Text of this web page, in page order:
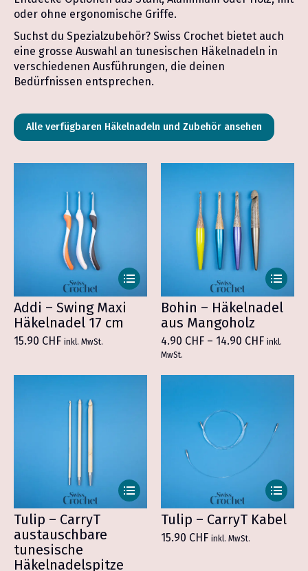
oder ohne ergonomische Griffe.
Suchst du Spezialzubehör? Swiss Crochet bietet auch
eine grosse Auswahl an tunesischen Häkelnadeln in
verschiedenen Ausführungen, die deinen
Bedürfnissen entsprechen.
Alle verfügbaren Häkelnadeln und Zubehör ansehen
Dieses
Produkt
weist
mehrere
Varianten
Addi – Swing Maxi
Häkelnadel 17 cm
15.90 CHF inkl. MwSt.
Dieses
Produkt
weist
der
Bohin – Häkelnadel
aus Mangoholz
4.90 CHF – 14.90 CHF
14.90
inkl.
MwSt.
Dieses
Produkt
mehrere
auf.
Tulip – CarryT
austauschbare
tunesische
Häkelnadelspitze
Dieses
Produkt
weist
Tulip – CarryT Kabel
15.90 CHF inkl. MwSt.